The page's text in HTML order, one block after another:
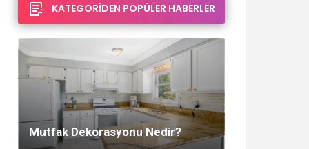
KATEGORİDEN POPÜLER HABERLER
Ocak 29, 2023
Mutfak Dekorasyonu Nedir?